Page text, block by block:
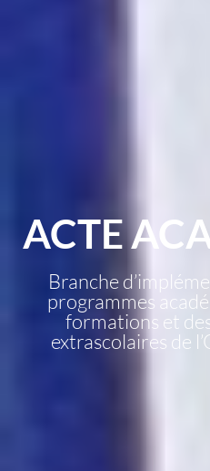
ACTE
Branche
programmes
formations et
extrascolaires de